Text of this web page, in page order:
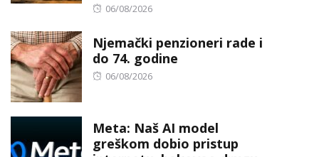
Posted
06/08/2026
Njemački penzioneri rade i
do 74. godine
Posted
06/08/2026
Meta: Naš AI model
greškom dobio pristup